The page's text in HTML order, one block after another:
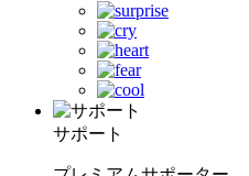
サポート